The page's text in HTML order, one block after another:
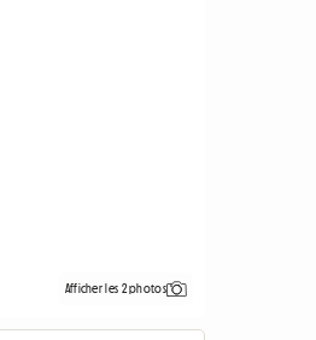
Afficher les 2 photos